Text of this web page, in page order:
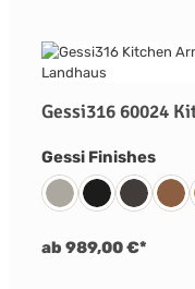
Gessi316 60024
Gessi Finishes
239 Edelstahl Matt
299 Schwarz
707
ab 989,00 €*